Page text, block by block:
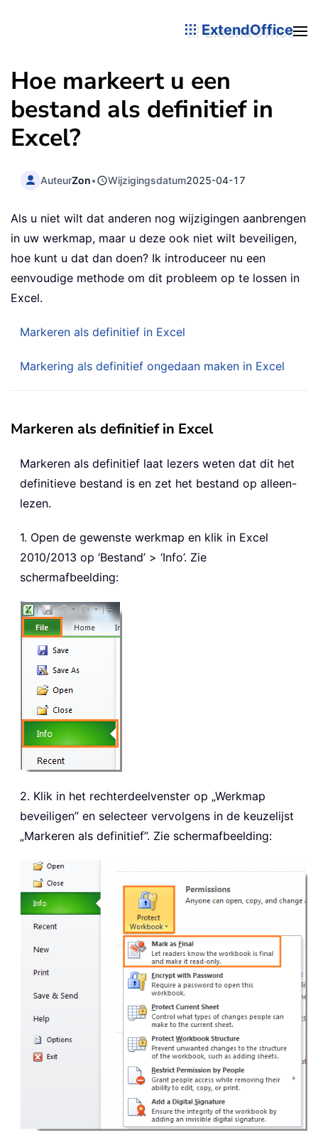
ExtendOffice
Hoe markeert u een
bestand als definitief in
Excel?
AuteurZon• Wijzigingsdatum2025-04-17
Als u niet wilt dat anderen nog wijzigingen aanbrengen
in uw werkmap, maar u deze ook niet wilt beveiligen,
hoe kunt u dat dan doen? Ik introduceer nu een
eenvoudige methode om dit probleem op te lossen in
Excel.
Markeren als definitief in Excel
Markering als definitief ongedaan maken in Excel
Markeren als definitief in Excel
Markeren als definitief laat lezers weten dat dit het
definitieve bestand is en zet het bestand op alleen-
lezen.
1. Open de gewenste werkmap en klik in Excel
2010/2013 op ‘Bestand’ > ‘Info’. Zie
schermafbeelding:
2. Klik in het rechterdeelvenster op „Werkmap
beveiligen” en selecteer vervolgens in de keuzelijst
„Markeren als definitief”. Zie schermafbeelding: